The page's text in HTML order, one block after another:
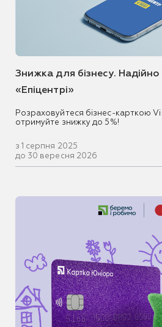
Знижка для бізнесу. Надійно
«Епіцентрі»
Розраховуйтеся бізнес-карткою
отримуйте знижку до 5%!
з 1 серпня 2025
до 30 вересня 2026